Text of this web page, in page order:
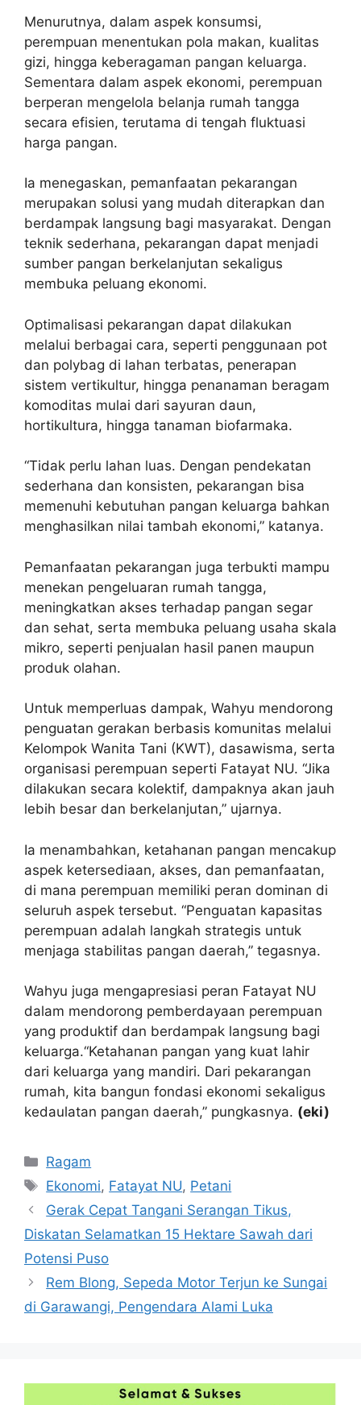
Menurutnya, dalam aspek konsumsi,
perempuan menentukan pola makan, kualitas
gizi, hingga keberagaman pangan keluarga.
Sementara dalam aspek ekonomi, perempuan
berperan mengelola belanja rumah tangga
secara efisien, terutama di tengah fluktuasi
harga pangan.
Ia menegaskan, pemanfaatan pekarangan
merupakan solusi yang mudah diterapkan dan
berdampak langsung bagi masyarakat. Dengan
teknik sederhana, pekarangan dapat menjadi
sumber pangan berkelanjutan sekaligus
membuka peluang ekonomi.
Optimalisasi pekarangan dapat dilakukan
melalui berbagai cara, seperti penggunaan pot
dan polybag di lahan terbatas, penerapan
sistem vertikultur, hingga penanaman beragam
komoditas mulai dari sayuran daun,
hortikultura, hingga tanaman biofarmaka.
“Tidak perlu lahan luas. Dengan pendekatan
sederhana dan konsisten, pekarangan bisa
memenuhi kebutuhan pangan keluarga bahkan
menghasilkan nilai tambah ekonomi,” katanya.
Pemanfaatan pekarangan juga terbukti mampu
menekan pengeluaran rumah tangga,
meningkatkan akses terhadap pangan segar
dan sehat, serta membuka peluang usaha skala
mikro, seperti penjualan hasil panen maupun
produk olahan.
Untuk memperluas dampak, Wahyu mendorong
penguatan gerakan berbasis komunitas melalui
Kelompok Wanita Tani (KWT), dasawisma, serta
organisasi perempuan seperti Fatayat NU. “Jika
dilakukan secara kolektif, dampaknya akan jauh
lebih besar dan berkelanjutan,” ujarnya.
Ia menambahkan, ketahanan pangan mencakup
aspek ketersediaan, akses, dan pemanfaatan,
di mana perempuan memiliki peran dominan di
seluruh aspek tersebut. “Penguatan kapasitas
perempuan adalah langkah strategis untuk
menjaga stabilitas pangan daerah,” tegasnya.
Wahyu juga mengapresiasi peran Fatayat NU
dalam mendorong pemberdayaan perempuan
yang produktif dan berdampak langsung bagi
keluarga.“Ketahanan pangan yang kuat lahir
dari keluarga yang mandiri. Dari pekarangan
rumah, kita bangun fondasi ekonomi sekaligus
kedaulatan pangan daerah,” pungkasnya. (eki)
Kategori
Ragam
Tag
Ekonomi, Fatayat NU, Petani
Gerak Cepat Tangani Serangan Tikus,
Diskatan Selamatkan 15 Hektare Sawah dari
Potensi Puso
Rem Blong, Sepeda Motor Terjun ke Sungai
di Garawangi, Pengendara Alami Luka